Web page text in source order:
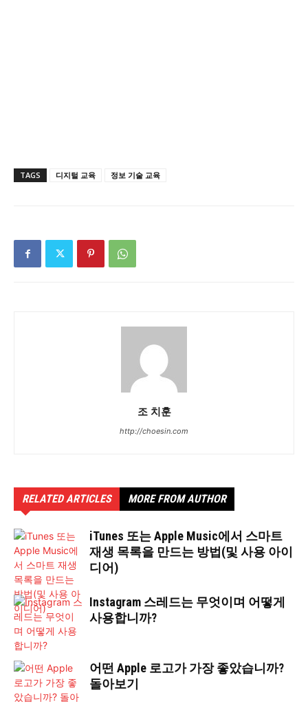
TAGS 디지털 교육 정보 기술 교육
조 치훈
http://choesin.com
RELATED ARTICLES MORE FROM AUTHOR
iTunes 또는 Apple Music에서 스마트
재생 목록을 만드는 방법(및 사용 아이
디어)
Instagram 스레드는 무엇이며 어떻게
사용합니까?
어떤 Apple 로고가 가장 좋았습니까?
돌아보기